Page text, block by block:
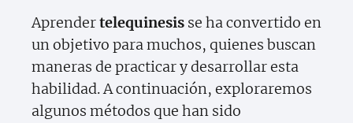
Aprendertelequinesis se ha convertido en
un objetivo para muchos, quienes buscan
maneras de practicar y desarrollar esta
habilidad. A continuación, exploraremos
algunos métodos que han sido